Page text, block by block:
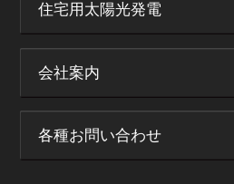
住宅用太陽光発電
会社案内
各種お問い合わせ